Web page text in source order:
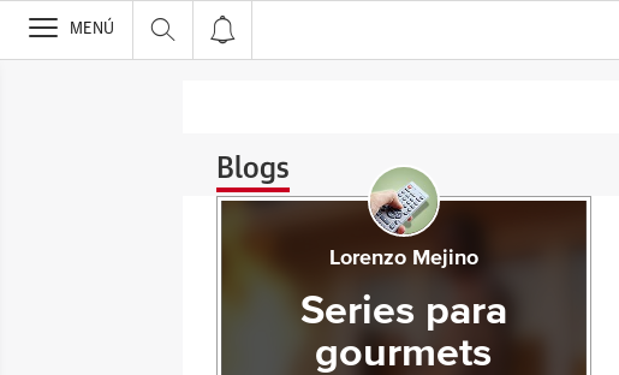
>
MENÚ
Blogs
Lorenzo Mejino
Series para
gourmets